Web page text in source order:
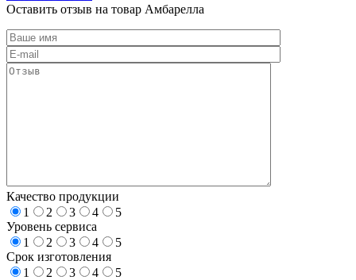
Оставить отзыв на товар Амбарелла
Качество продукции
1
2 3 4
5
Уровень сервиса
1
2 3 4
5
Срок изготовления
1
2 3 4
5